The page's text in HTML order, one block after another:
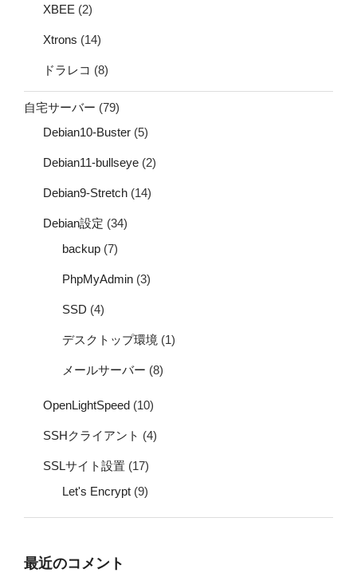
XBEE (2)
Xtrons (14)
ドラレコ (8)
自宅サーバー (79)
Debian10-Buster (5)
Debian11-bullseye (2)
Debian9-Stretch (14)
Debian設定 (34)
backup (7)
PhpMyAdmin (3)
SSD (4)
デスクトップ環境 (1)
メールサーバー (8)
OpenLightSpeed (10)
SSHクライアント (4)
SSLサイト設置 (17)
Let's Encrypt (9)
最近のコメント